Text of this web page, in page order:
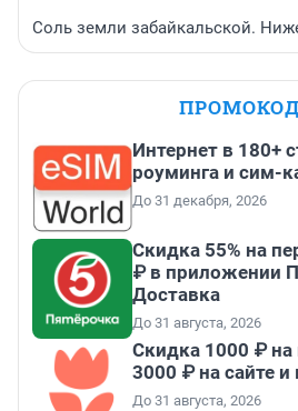
Соль земли забайкальской.
Интернет в 180+
роуминга и сим-
До 31 декабря, 2026
Скидка 55% на
₽ в приложении
Доставка
До 31 августа, 2026
Скидка 1000 ₽ на
3000 ₽ на сайте
До 31 августа, 2026